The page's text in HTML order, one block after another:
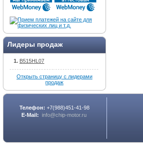
Лидеры продаж
B515HL07
Открыть страницу с лидерами
продаж
Телефон: +7(988)451-41-98
E-Mail: info@chip-motor.ru